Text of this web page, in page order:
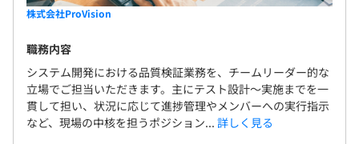
株式会社ProVision
職務内容
システム開発における品質検証業務を、チームリーダー的な
立場でご担当いただきます。主にテスト設計〜実施までを一
貫して担い、状況に応じて進捗管理やメンバーへの実行指示
など、現場の中核を担うポジション... 詳しく見る